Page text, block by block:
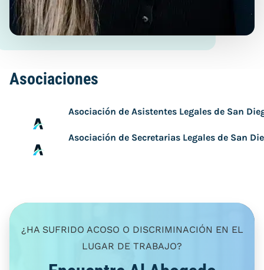
Asociaciones
Asociación de Asistentes Legales de San
Asociación de Secretarias Legales de San
¿HA SUFRIDO ACOSO O DISCRIMINACIÓN EN EL
LUGAR DE TRABAJO?